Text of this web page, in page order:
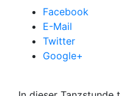
Facebook
E-Mail
Twitter
Google+